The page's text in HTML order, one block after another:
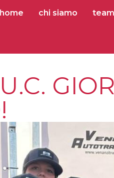
home chi siamo team